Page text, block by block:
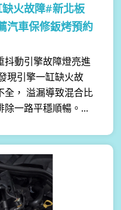
火故障#新北板
汽車保修鈑烤預約
抖動引擎故障燈亮進
現引擎一缸缺火故
全， 溢漏導致混合比
除一路平穩順暢。...